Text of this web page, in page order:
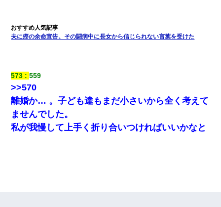
夫に癌の余命宣告。その闘病中に長女から信じられない言葉を受けた
573 559
>>570
離婚か… 。子ども達もまだ小さいから全く考えて
ませんでした。
私が我慢して上手く折り合いつければいいかなと